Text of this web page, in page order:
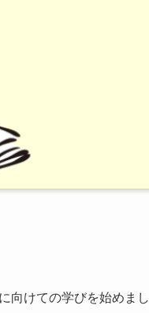
向けての学びを始めまし